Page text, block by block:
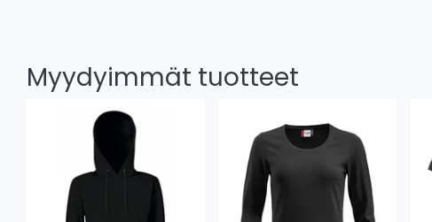
Myydyimmät tuotteet